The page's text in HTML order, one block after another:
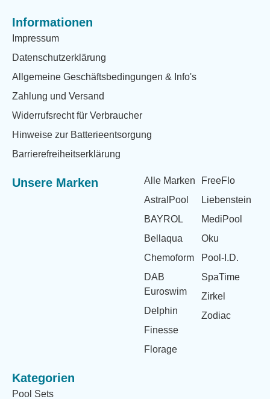
Informationen
Impressum
Datenschutzerklärung
Allgemeine Geschäftsbedingungen & Info's
Zahlung und Versand
Widerrufsrecht für Verbraucher
Hinweise zur Batterieentsorgung
Barrierefreiheitserklärung
Unsere Marken
Alle Marken
AstralPool
BAYROL
Bellaqua
Chemoform
DAB
Euroswim
Delphin
Finesse
Florage
FreeFlo
Liebenstein
MediPool
Oku
Pool-I.D.
SpaTime
Zirkel
Zodiac
Kategorien
Pool Sets